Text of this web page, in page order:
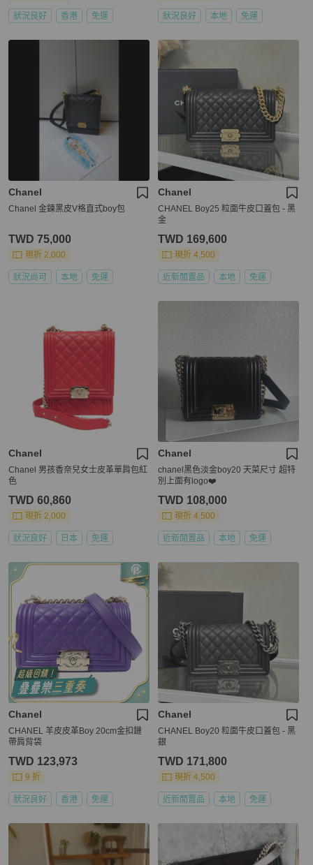
狀況良好 香港 免運 狀況良好 本地 免運
Chanel
Chanel 金鍊黑皮V格直式boy包
TWD 75,000
現折 2,000
狀況尚可 本地 免運
Chanel
CHANEL Boy25 粒面牛皮口蓋包 - 黑
金
TWD 169,600
現折 4,500
近新閒置品 本地 免運
Chanel
Chanel 男孩香奈兒女士皮革單肩包紅
色
TWD 60,860
現折 2,000
狀況良好 日本 免運
Chanel
chanel黑色淡金boy20 天菜尺寸 超特
別上面有logo❤️
TWD 108,000
現折 4,500
近新閒置品 本地 免運
Chanel
CHANEL 羊皮皮革Boy 20cm金扣鏈
帶肩背袋
TWD 123,973
9 折
狀況良好 香港 免運
Chanel
CHANEL Boy20 粒面牛皮口蓋包 - 黑
銀
TWD 171,800
現折 4,500
近新閒置品 本地 免運